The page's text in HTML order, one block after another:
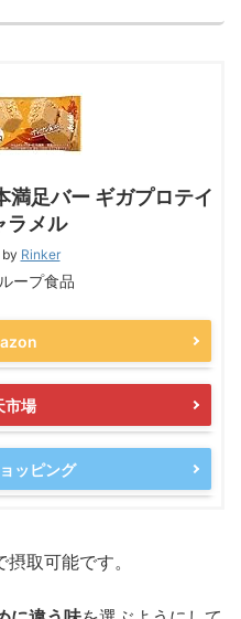
満足バー ギガプロテイ
ラメル
Rinker
ープ食品
市場
ッピング
取可能です。